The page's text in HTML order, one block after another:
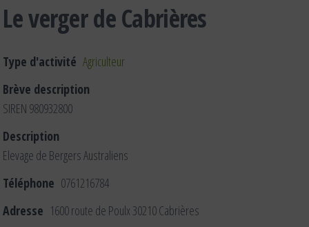
Le verger de Cabrières
Type d'activité Agriculteur
Brève description
SIREN 980932800
Description
Elevage de Bergers Australiens
Téléphone 0761216784
Adresse 1600 route de Poulx 30210 Cabrières